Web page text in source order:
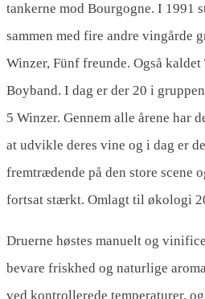
tankerne mod Bourgogne. I 1991
sammen med fire andre vingårde
Winzer, Fünf freunde. Også
Boyband. I dag er der 20 i
5 Winzer. Gennem alle årene har
at udvikle deres vine og i dag er
fremtrædende på den store scene
fortsat stærkt. Omlagt til økologi
Druerne høstes manuelt og
bevare friskhed og naturlige
ved kontrollerede temperaturer,